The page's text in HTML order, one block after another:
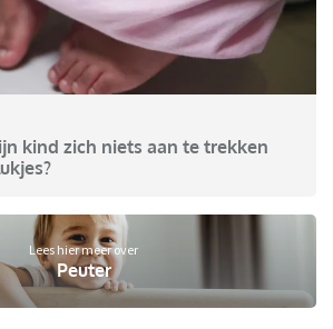
kind zich niets aan te trekken
Lees hier meer over
Peuter